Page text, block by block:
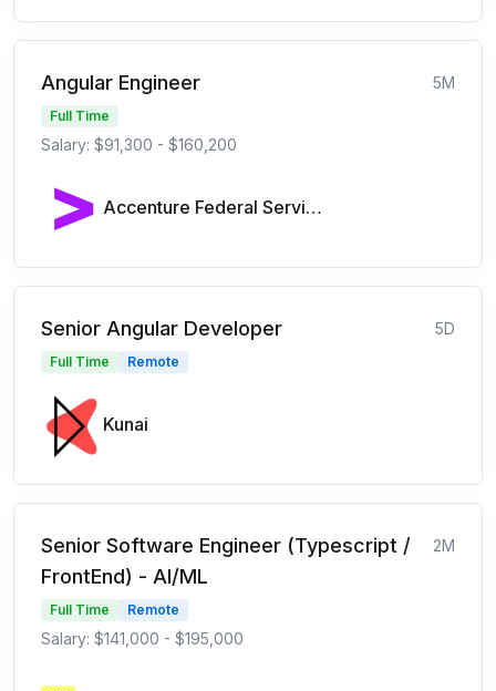
Angular Engineer 5M
Full Time
Salary: $91,300 - $160,200
Accenture Federal Services
Senior Angular Developer 5D
Full Time Remote
Kunai
Senior Software Engineer (Typescript /
FrontEnd) - AI/ML
2M
Full Time Remote
Salary: $141,000 - $195,000